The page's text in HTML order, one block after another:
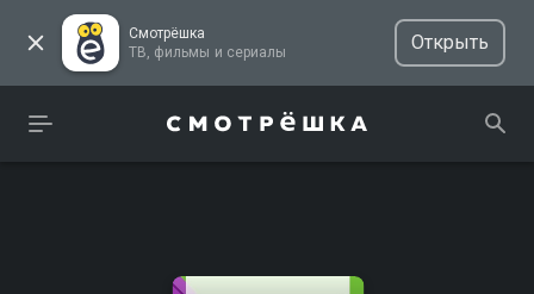
Смотрёшка
ТВ, фильмы и сериалы
Открыть